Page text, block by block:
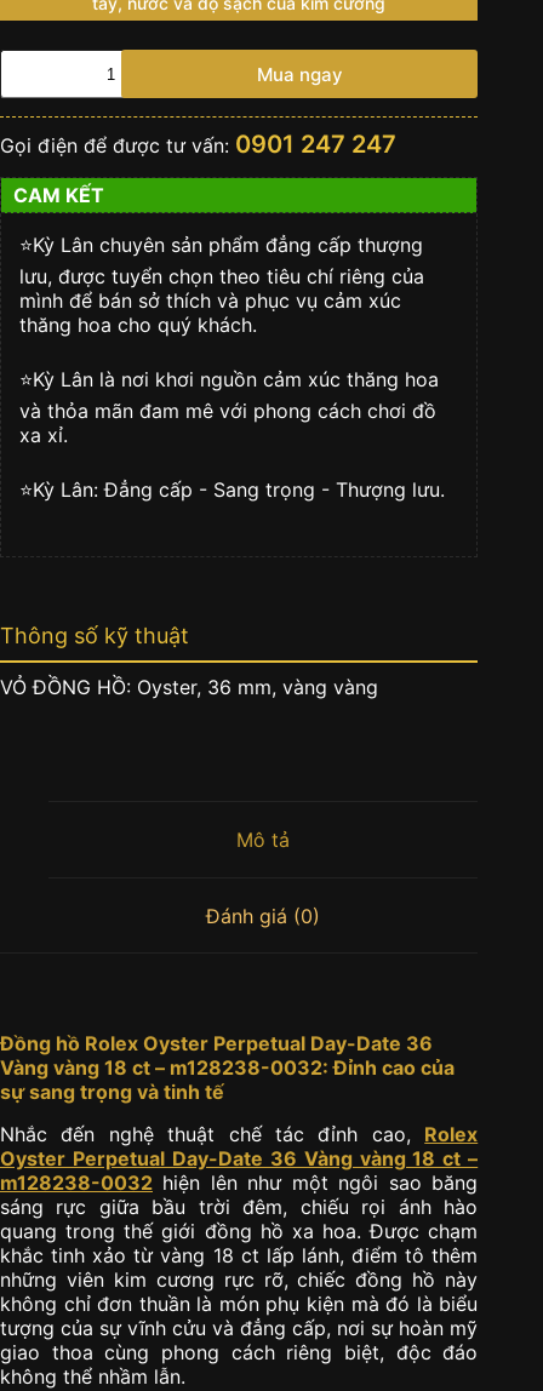
ROLEX
Vàng
vàng
18
ct
-
m128238-
0032
số
lượng
Mua ngay
Gọi điện để được tư vấn: 0901 247 247
CAM KẾT
⭐️Kỳ Lân chuyên sản phẩm đẳng cấp thượng
lưu, được tuyển chọn theo tiêu chí riêng của
mình để bán sở thích và phục vụ cảm xúc
thăng hoa cho quý khách.
⭐️Kỳ Lân là nơi khơi nguồn cảm xúc thăng hoa
và thỏa mãn đam mê với phong cách chơi đồ
xa xỉ.
⭐️Kỳ Lân: Đẳng cấp - Sang trọng - Thượng lưu.
Thông số kỹ thuật
VỎ ĐỒNG HỒ: Oyster, 36 mm, vàng vàng
Mô tả
Đánh giá (0)
Đồng hồ Rolex Oyster Perpetual Day-Date 36
Vàng vàng 18 ct – m128238-0032: Đỉnh cao của
sự sang trọng và tinh tế
Nhắc đến nghệ thuật chế tác đỉnh cao, Rolex
Oyster Perpetual Day-Date 36 Vàng vàng 18 ct –
m128238-0032 hiện lên như một ngôi sao băng
sáng rực giữa bầu trời đêm, chiếu rọi ánh hào
quang trong thế giới đồng hồ xa hoa. Được chạm
khắc tinh xảo từ vàng 18 ct lấp lánh, điểm tô thêm
những viên kim cương rực rỡ, chiếc đồng hồ này
không chỉ đơn thuần là món phụ kiện mà đó là biểu
tượng của sự vĩnh cửu và đẳng cấp, nơi sự hoàn mỹ
giao thoa cùng phong cách riêng biệt, độc đáo
không thể nhầm lẫn.